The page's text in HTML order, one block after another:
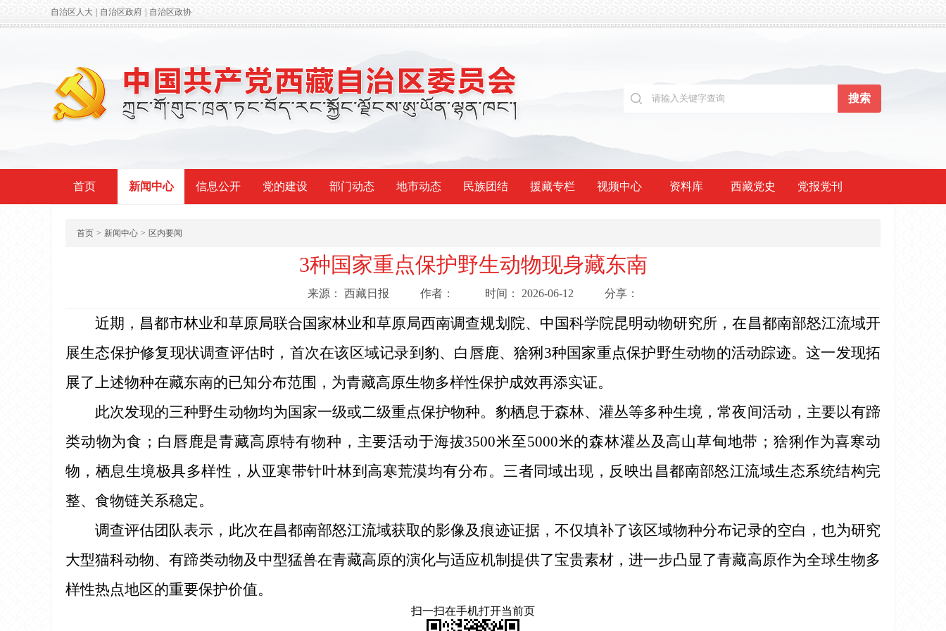
自治区人大 自治区政府 自治区政协
首页 新闻中心 信息公开 党的建设 部门动态 地市动态 民族团结 援藏专栏 视频中心 资料库 西藏党史 党报党刊
首页 > 新闻中心 > 区内要闻
3种国家重点保护野生动物现身藏东南
来源： 西藏日报 作者： 时间： 2026-06-12 分享：
近期，昌都市林业和草原局联合国家林业和草原局西南调查规划院、中国科学院昆明动物研究所，在昌都南部怒江流域开
展生态保护修复现状调查评估时，首次在该区域记录到豹、白唇鹿、猞猁3种国家重点保护野生动物的活动踪迹。这一发现拓
展了上述物种在藏东南的已知分布范围，为青藏高原生物多样性保护成效再添实证。
此次发现的三种野生动物均为国家一级或二级重点保护物种。豹栖息于森林、灌丛等多种生境，常夜间活动，主要以有蹄
类动物为食；白唇鹿是青藏高原特有物种，主要活动于海拔3500米至5000米的森林灌丛及高山草甸地带；猞猁作为喜寒动
物，栖息生境极具多样性，从亚寒带针叶林到高寒荒漠均有分布。三者同域出现，反映出昌都南部怒江流域生态系统结构完
整、食物链关系稳定。
调查评估团队表示，此次在昌都南部怒江流域获取的影像及痕迹证据，不仅填补了该区域物种分布记录的空白，也为研究
大型猫科动物、有蹄类动物及中型猛兽在青藏高原的演化与适应机制提供了宝贵素材，进一步凸显了青藏高原作为全球生物多
样性热点地区的重要保护价值。
扫一扫在手机打开当前页